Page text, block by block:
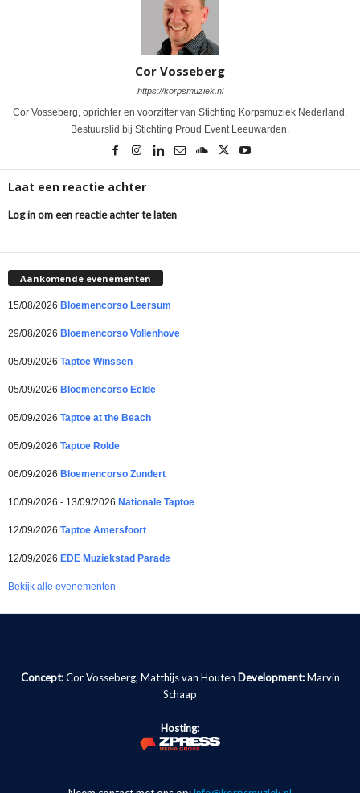
Cor Vosseberg
https://korpsmuziek.nl
Cor Vosseberg, oprichter en voorzitter van Stichting Korpsmuziek Nederland.
Bestuurslid bij Stichting Proud Event Leeuwarden.
Laat een reactie achter
Log in om een reactie achter te laten
Aankomende evenementen
15/08/2026 Bloemencorso Leersum
29/08/2026 Bloemencorso Vollenhove
05/09/2026 Taptoe Winssen
05/09/2026 Bloemencorso Eelde
05/09/2026 Taptoe at the Beach
05/09/2026 Taptoe Rolde
06/09/2026 Bloemencorso Zundert
10/09/2026 - 13/09/2026 Nationale Taptoe
12/09/2026 Taptoe Amersfoort
12/09/2026 EDE Muziekstad Parade
Bekijk alle evenementen
Concept:Cor Vosseberg, Matthijs van Houten Development: Marvin
Schaap
Hosting: